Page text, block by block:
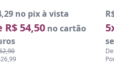
no pix à vista
R$ 54,50 no cartão